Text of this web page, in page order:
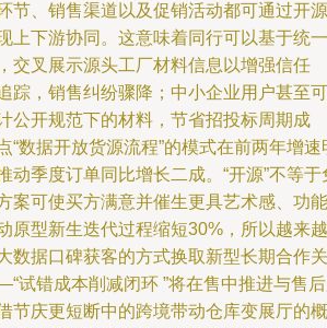
节、销售渠道以及促销活动都可通过开源
上下游协同。这意味着同行可以基于统一
交叉展示源头工厂材料信息以增强信任
踪，销售纠纷骤降；中小企业用户甚至可
公开规范下的材料，节省招投标周期成
“数据开放货源流程”的模式在前两年增速
动季度订单同比增长二成。“开源”不等于
案可使买方满意并催生更具艺术感、功能
原型新生迭代过程缩短30%，所以越来越
数据口碑获客的方式换取新型长期合作关
试错成本削减闭环 ”将在售中推进与售
节庆更短断中的跨境带动仓库变展厅的概